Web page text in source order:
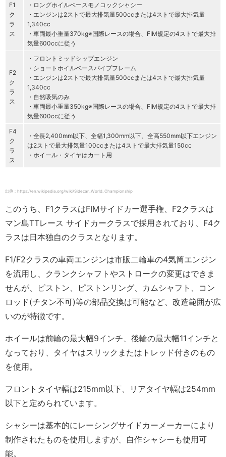
F1
ク
ラ
ス
・ロングホイルベースモノコックシャシー
・エンジンは2ストで最大排気量500ccまたは4ストで最大排気量
1,340cc
・車両最小重量370kg※国際レースの場合、FIM規定の4ストで最大排
気量600ccに従う
F2
ク
ラ
ス
・フロントミッドシップエンジン
・ショートホイルベースパイプフレーム
・エンジンは2ストで最大排気量500ccまたは4ストで最大排気量
1,340cc
・自然吸気のみ
・車両最小重量350kg※国際レースの場合、FIM規定の4ストで最大排
気量600ccに従う
F4
ク
ラ
ス
・全長2,400mm以下、全幅1,300mm以下、全高550mm以下エンジン
は2ストで最大排気量100ccまたは4ストで最大排気量150cc
・ホイール・タイヤはカート用
出典：https://en.wikipedia.org/wiki/Sidecar_World_Championship
このうち、F1クラスはFIMサイドカー選手権、F2クラスは
マン島TTレース サイドカークラスで採用されており、F4ク
ラスは日本独自のクラスとなります。
F1/F2クラスの車両エンジンは市販二輪車の4気筒エンジン
を流用し、クランクシャフトやストロークの変更はできま
せんが、ピストン、ピストンリング、カムシャフト、コン
ロッド(チタン不可)等の部品交換は可能など、改造範囲が広
いのが特徴です。
ホイールは前輪の最大幅9インチ、後輪の最大幅11インチと
なっており、タイヤはスリックまたはトレッド付きのもの
を使用。
フロントタイヤ幅は215mm以下、リアタイヤ幅は254mm
以下と定められています。
シャシーは基本的にレーシングサイドカーメーカーにより
制作されたものを使用しますが、自作シャシーも使用可
能。